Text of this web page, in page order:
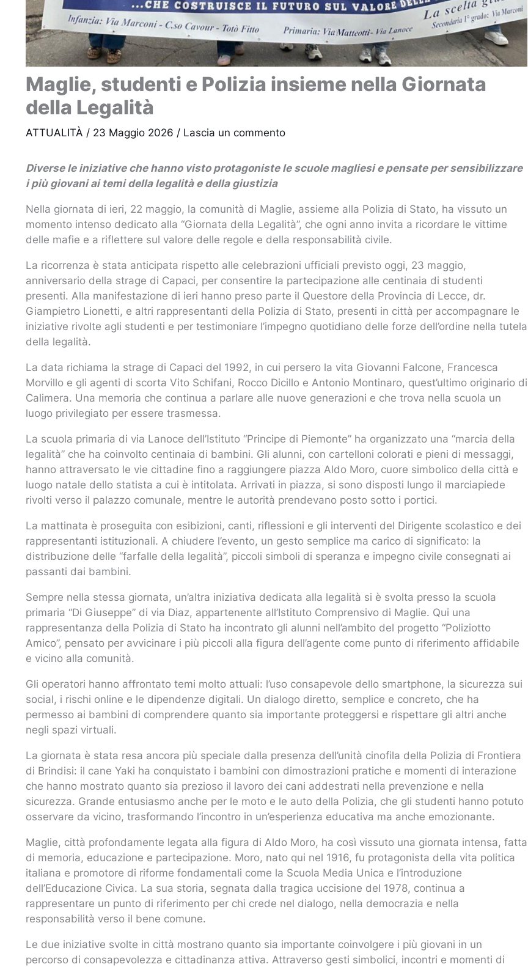
Maglie, studenti e Polizia insieme nella Giornata
della Legalità
ATTUALITÀ / 23 Maggio 2026 / Lascia un commento
Diverse le iniziative che hanno visto protagoniste le scuole magliesi e pensate per sensibilizzare
i più giovani ai temi della legalità e della giustizia
Nella giornata di ieri, 22 maggio, la comunità di Maglie, assieme alla Polizia di Stato, ha vissuto un
momento intenso dedicato alla “Giornata della Legalità”, che ogni anno invita a ricordare le vittime
delle mafie e a riflettere sul valore delle regole e della responsabilità civile.
La ricorrenza è stata anticipata rispetto alle celebrazioni ufficiali previsto oggi, 23 maggio,
anniversario della strage di Capaci, per consentire la partecipazione alle centinaia di studenti
presenti. Alla manifestazione di ieri hanno preso parte il Questore della Provincia di Lecce, dr.
Giampietro Lionetti, e altri rappresentanti della Polizia di Stato, presenti in città per accompagnare le
iniziative rivolte agli studenti e per testimoniare l’impegno quotidiano delle forze dell’ordine nella tutela
della legalità.
La data richiama la strage di Capaci del 1992, in cui persero la vita Giovanni Falcone, Francesca
Morvillo e gli agenti di scorta Vito Schifani, Rocco Dicillo e Antonio Montinaro, quest’ultimo originario di
Calimera. Una memoria che continua a parlare alle nuove generazioni e che trova nella scuola un
luogo privilegiato per essere trasmessa.
La scuola primaria di via Lanoce dell’Istituto “Principe di Piemonte” ha organizzato una “marcia della
legalità” che ha coinvolto centinaia di bambini. Gli alunni, con cartelloni colorati e pieni di messaggi,
hanno attraversato le vie cittadine fino a raggiungere piazza Aldo Moro, cuore simbolico della città e
luogo natale dello statista a cui è intitolata. Arrivati in piazza, si sono disposti lungo il marciapiede
rivolti verso il palazzo comunale, mentre le autorità prendevano posto sotto i portici.
La mattinata è proseguita con esibizioni, canti, riflessioni e gli interventi del Dirigente scolastico e dei
rappresentanti istituzionali. A chiudere l’evento, un gesto semplice ma carico di significato: la
distribuzione delle “farfalle della legalità”, piccoli simboli di speranza e impegno civile consegnati ai
passanti dai bambini.
Sempre nella stessa giornata, un’altra iniziativa dedicata alla legalità si è svolta presso la scuola
primaria “Di Giuseppe” di via Diaz, appartenente all’Istituto Comprensivo di Maglie. Qui una
rappresentanza della Polizia di Stato ha incontrato gli alunni nell’ambito del progetto “Poliziotto
Amico”, pensato per avvicinare i più piccoli alla figura dell’agente come punto di riferimento affidabile
e vicino alla comunità.
Gli operatori hanno affrontato temi molto attuali: l’uso consapevole dello smartphone, la sicurezza sui
social, i rischi online e le dipendenze digitali. Un dialogo diretto, semplice e concreto, che ha
permesso ai bambini di comprendere quanto sia importante proteggersi e rispettare gli altri anche
negli spazi virtuali.
La giornata è stata resa ancora più speciale dalla presenza dell’unità cinofila della Polizia di Frontiera
di Brindisi: il cane Yaki ha conquistato i bambini con dimostrazioni pratiche e momenti di interazione
che hanno mostrato quanto sia prezioso il lavoro dei cani addestrati nella prevenzione e nella
sicurezza. Grande entusiasmo anche per le moto e le auto della Polizia, che gli studenti hanno potuto
osservare da vicino, trasformando l’incontro in un’esperienza educativa ma anche emozionante.
Maglie, città profondamente legata alla figura di Aldo Moro, ha così vissuto una giornata intensa, fatta
di memoria, educazione e partecipazione. Moro, nato qui nel 1916, fu protagonista della vita politica
italiana e promotore di riforme fondamentali come la Scuola Media Unica e l’introduzione
dell’Educazione Civica. La sua storia, segnata dalla tragica uccisione del 1978, continua a
rappresentare un punto di riferimento per chi crede nel dialogo, nella democrazia e nella
responsabilità verso il bene comune.
Le due iniziative svolte in città mostrano quanto sia importante coinvolgere i più giovani in un
percorso di consapevolezza e cittadinanza attiva. Attraverso gesti simbolici, incontri e momenti di